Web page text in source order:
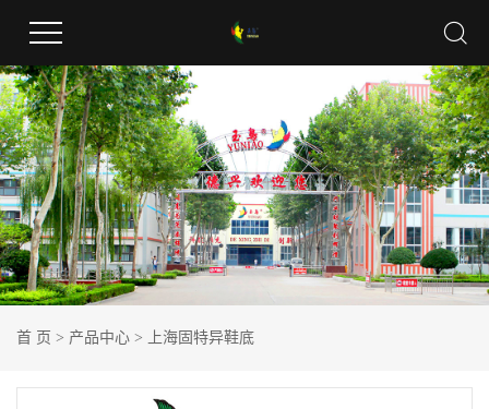
首 页 > 产品中心 > 上海固特异鞋底